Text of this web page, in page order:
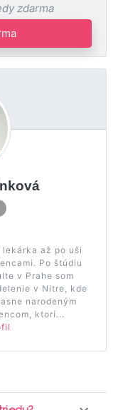
zdarma
lekárka až po uši
Po štúdiu
v Prahe som
v Nitre, kde
narodeným
ktorí...